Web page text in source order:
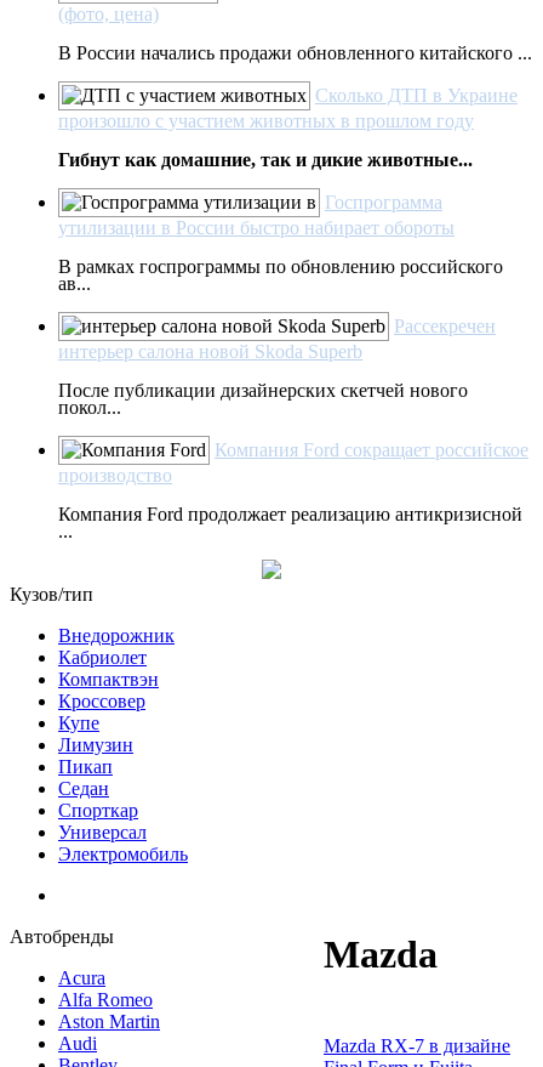
(фото, цена)
В России начались продажи обновленного китайского ...
Сколько ДТП в Украине
произошло с участием животных в прошлом году
Гибнут как домашние, так и дикие животные...
Госпрограмма
утилизации в России быстро набирает обороты
В рамках госпрограммы по обновлению российского
ав...
Рассекречен
интерьер салона новой Skoda Superb
После публикации дизайнерских скетчей нового
покол...
Компания Ford сокращает российское
производство
Компания Ford продолжает реализацию антикризисной
...
Кузов/тип
Внедорожник
Кабриолет
Компактвэн
Кроссовер
Купе
Лимузин
Пикап
Седан
Спорткар
Универсал
Электромобиль
Автобренды
Acura
Alfa Romeo
Aston Martin
Audi
Mazda
Mazda RX-7 в дизайне